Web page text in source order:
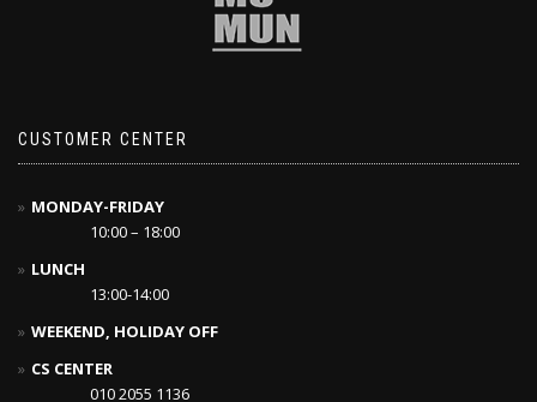
CUSTOMER CENTER
MONDAY-FRIDAY
10:00 – 18:00
LUNCH
13:00-14:00
WEEKEND, HOLIDAY OFF
CS CENTER
010 2055 1136